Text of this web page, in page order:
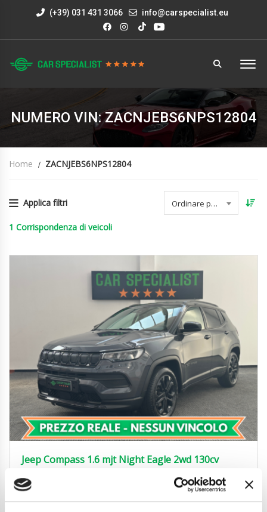
(+39) 031 431 3066 info@carspecialist.eu
NUMERO VIN: ZACNJEBS6NPS12804
Home ZACNJEBS6NPS12804
Applica filtri Ordinare per data
1 Corrispondenza di veicoli
Jeep Compass 1.6 mjt Night Eagle 2wd 130cv
17.450